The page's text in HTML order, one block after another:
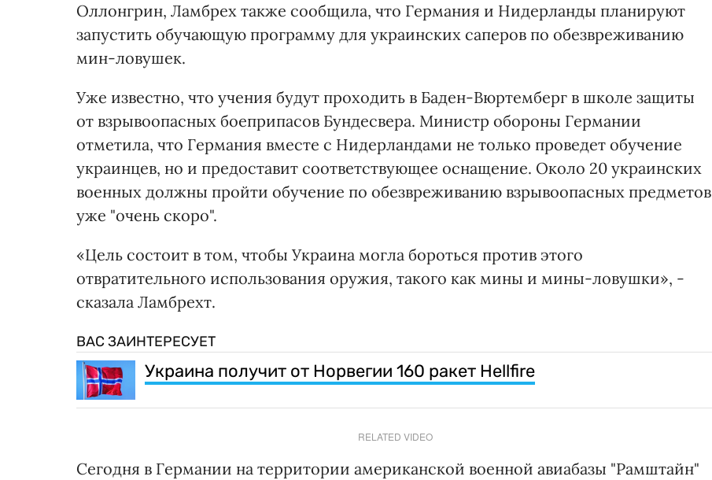
Оллонгрин, Ламбрех также сообщила, что Германия и Нидерланды планируют
запустить обучающую программу для украинских саперов по обезвреживанию
мин-ловушек.
Уже известно, что учения будут проходить в Баден-Вюртемберг в школе защиты
от взрывоопасных боеприпасов Бундесвера. Министр обороны Германии
отметила, что Германия вместе с Нидерландами не только проведет обучение
украинцев, но и предоставит соответствующее оснащение. Около 20 украинских
военных должны пройти обучение по обезвреживанию взрывоопасных предметов
уже "очень скоро".
«Цель состоит в том, чтобы Украина могла бороться против этого
отвратительного использования оружия, такого как мины и мины-ловушки», -
сказала Ламбрехт.
ВАС ЗАИНТЕРЕСУЕТ
Украина получит от Норвегии 160 ракет Hellfire
RELATED VIDEO
Сегодня в Германии на территории американской военной авиабазы "Рамштайн"